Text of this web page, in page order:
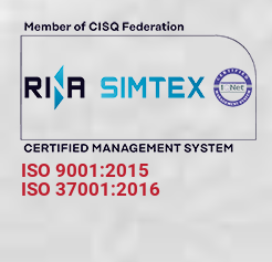
ISO 9001:2015
ISO 37001:2016